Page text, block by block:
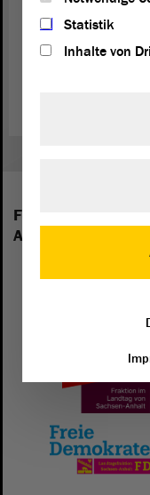
an diesem Tag einig ‒
entgegenzustellen,
Völkern zu leben sowie
Folgende
Anhalt vertreten:
Statistik
Inhalte von